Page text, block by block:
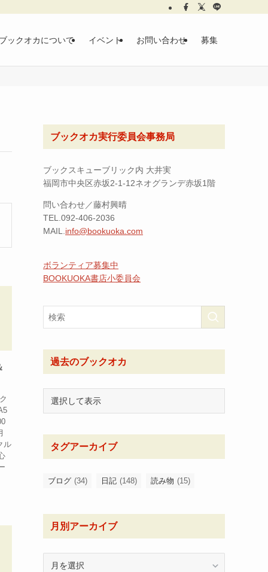
ックオカについて イベント お問い合わせ 募集
ル
ブックオカ実行委員会事務局
ブックスキューブリック内 大井実
福岡市中央区赤坂2-1-12ネオグランデ赤坂1階
問い合わせ／藤村興晴
TEL.092-406-2036
MAIL. info@bookuoka.com
ボランティア募集中
BOOKUOKA書店小委員会
過去のブックオカ
タグアーカイブ
ブログ (34) 日記 (148) 読み物 (15)
月別アーカイブ